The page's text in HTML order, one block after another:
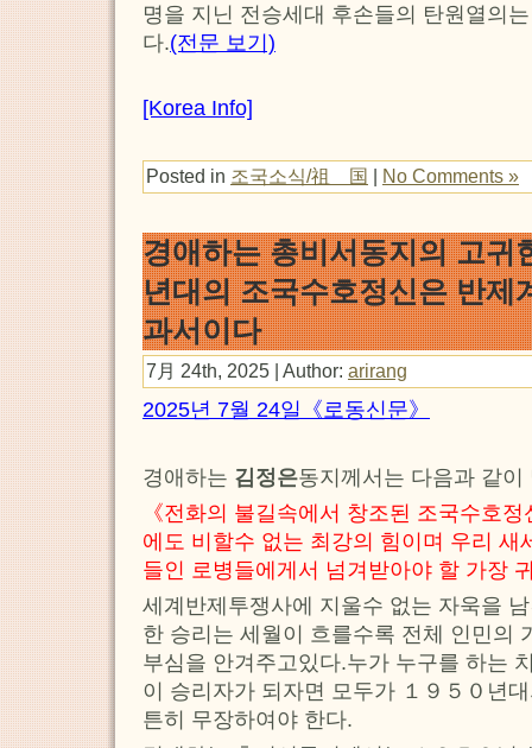
명을 지닌 전승세대 후손들의 탄원열의
다.(전문 보기)
[Korea Info]
Posted in 조국소식/祖 国 | No Comments »
경애하는 총비서동지의 고
년대의 조국수호정신은 반제
과서이다
7月 24th, 2025 | Author: arirang
2025년 7월 24일《로동신문》
경애하는 김정은동지께서는 다음과 같이
《전화의 불길속에서 창조된 조국수호
에도 비할수 없는 최강의 힘이며 우리 새
들인 로병들에게서 넘겨받아야 할 가장
세계반제투쟁사에 지울수 없는 자욱을
한 승리는 세월이 흐를수록 전체 인민의
부심을 안겨주고있다.누가 누구를 하는
이 승리자가 되자면 모두가 １９５０년
튼히 무장하여야 한다.